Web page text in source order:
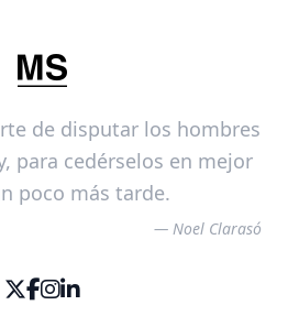
de disputar los hombres
para cedérselos en mejor
poco más tarde.
— Noel Clarasó